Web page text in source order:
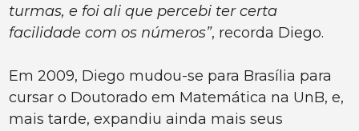
turmas, e foi ali que percebi ter certa
facilidade com os números”, recorda Diego.
Em 2009, Diego mudou-se para Brasília para
cursar o Doutorado em Matemática na UnB, e,
mais tarde, expandiu ainda mais seus